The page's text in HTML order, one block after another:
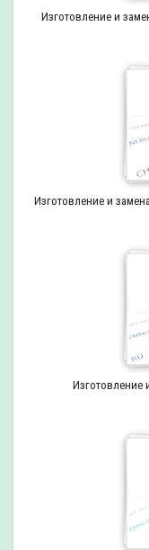
Изготовление и
Изготовление и
Изготовление